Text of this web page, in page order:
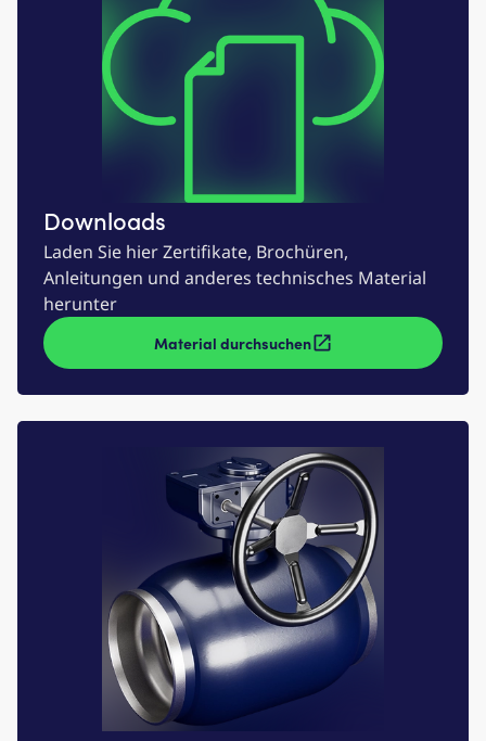
Downloads
Laden Sie hier Zertifikate, Brochüren,
Anleitungen und anderes technisches Material
herunter
Material durchsuchen